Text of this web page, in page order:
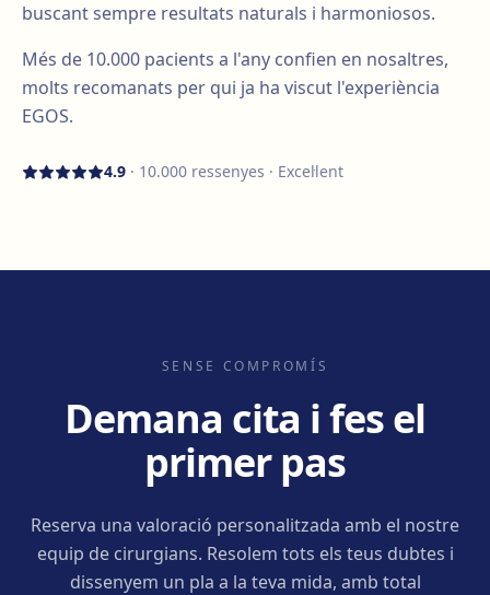
buscant sempre resultats naturals i harmoniosos.
Més de 10.000 pacients a l'any confien en nosaltres,
molts recomanats per qui ja ha viscut l'experiència
EGOS.
4.9 · 10.000 ressenyes · Excel·lent
SENSE COMPROMÍS
Demana cita i fes el
primer pas
Reserva una valoració personalitzada amb el nostre
equip de cirurgians. Resolem tots els teus dubtes i
dissenyem un pla a la teva mida, amb total